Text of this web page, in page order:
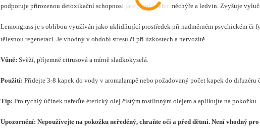
podporuje přirozenou detoxikační schopnost jater, močového měchýře a ledvin. Zvyšuje
Lemongrass je s oblibou využíván jako uklidňující prostředek při nadměrném psychickém
tělesnou regeneraci. Je vhodný v období stresu či při úzkostech a nervozitě.
Vůně: Svěží, příjemně citrusová a mírně sladkokyselá.
Použití: Přidejte 3-8 kapek do vody v aromalampě nebo požadovaný počet kapek do
Tip: Pro rychlý účinek nařeďte éterický olej čistým rostlinným olejem a aplikujte na pokožku.
Upozornění: Nepoužívejte na pokožku neředěný, chraňte oči a před dětmi. Není vhodný